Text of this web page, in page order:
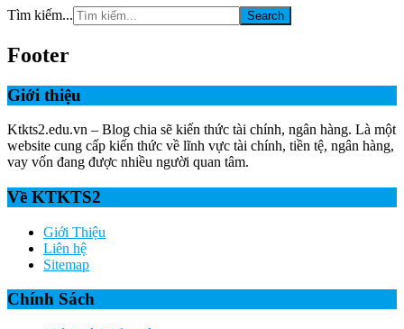
Tìm kiếm...
Footer
Giới thiệu
Ktkts2.edu.vn – Blog chia sẽ kiến thức tài chính, ngân hàng. Là một
website cung cấp kiến thức về lĩnh vực tài chính, tiền tệ, ngân hàng,
vay vốn đang được nhiều người quan tâm.
Về KTKTS2
Giới Thiệu
Liên hệ
Sitemap
Chính Sách